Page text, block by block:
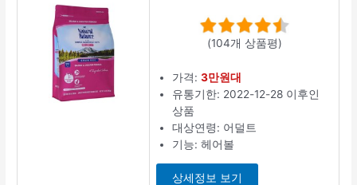
(104개 상품평)
가격:3만원대
유통기한: 2022-12-28 이후인
상품
대상연령: 어덜트
기능: 헤어볼
상세정보 보기